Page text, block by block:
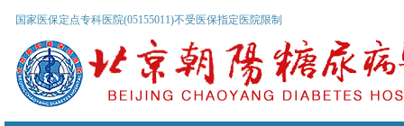
国家医保定点专科医院(05155011)不受医保指定医院限制